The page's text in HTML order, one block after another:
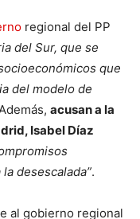
regional del PP
del Sur, que se
que
del modelo de
acusan a la
Isabel Díaz
desescalada”.
al gobierno regional